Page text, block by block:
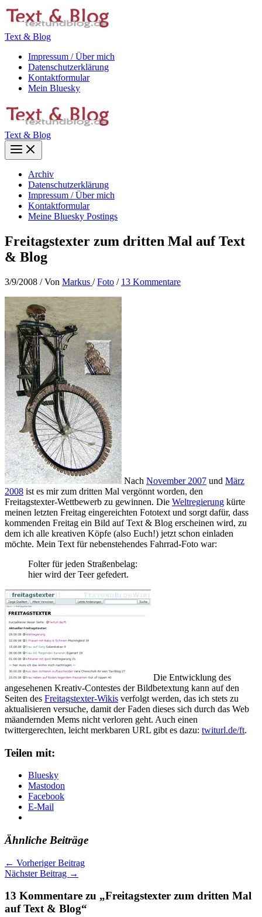
Zum
Inhalt
Text & Blog
Impressum / Über mich
Datenschutzerklärung
Kontaktformular
Mein Bluesky
Text & Blog
Main
Menu
Archiv
Datenschutzerklärung
Impressum / Über mich
Kontaktformular
Meine Bluesky Postings
Freitagstexter zum dritten Mal auf Text
& Blog
3/9/2008 / Von Markus /Foto / 13 Kommentare
Nach November 2007 und März
2008 ist es mir zum dritten Mal vergönnt worden, den
Freitagstexter-Wettbewerb zu gewinnen. Die Weltregierung kürte
meinen letzten Freitag eingereichten Fototext und sorgt dafür, dass
kommenden Freitag ein Bild auf Text & Blog erscheinen wird, zu
dem ich alle kreativen Köpfe (also Euch!) jetzt schon einladen
möchte. Mein Text für nebenstehendes Fahrrad-Foto war:
Folter für jeden Straßenbelag:
hier wird der Teer gefedert.
Die Entwicklung des
angesehenen Kreativ-Contestes der Bildbetextung kann auf den
Seiten des Freitagstexter-Wikis verfolgt werden, das ich stets zu
aktualisieren versuche, damit der Faden dieses sich durch das Web
mäandernden Mems nicht verloren geht. Auch einen
twittergerechten, leicht merkbaren URL gibt es dazu: twiturl.de/ft.
Teilen mit:
Bluesky
Mastodon
Facebook
E-Mail
Ähnliche Beiträge
← Vorheriger Beitrag
Nächster Beitrag →
13 Kommentare zu „Freitagstexter zum dritten Mal
auf Text & Blog“